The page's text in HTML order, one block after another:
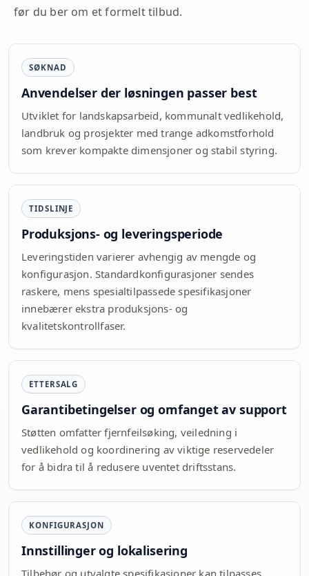
før du ber om et formelt tilbud.
SØKNAD
Anvendelser der løsningen passer best
Utviklet for landskapsarbeid, kommunalt vedlikehold,
landbruk og prosjekter med trange adkomstforhold
som krever kompakte dimensjoner og stabil styring.
TIDSLINJE
Produksjons- og leveringsperiode
Leveringstiden varierer avhengig av mengde og
konfigurasjon. Standardkonfigurasjoner sendes
raskere, mens spesialtilpassede spesifikasjoner
innebærer ekstra produksjons- og
kvalitetskontrollfaser.
ETTERSALG
Garantibetingelser og omfanget av support
Støtten omfatter fjernfeilsøking, veiledning i
vedlikehold og koordinering av viktige reservedeler
for å bidra til å redusere uventet driftsstans.
KONFIGURASJON
Innstillinger og lokalisering